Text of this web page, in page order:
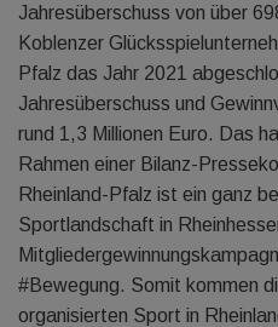
Jahresüberschuss von über
Koblenzer
Pfalz das Jahr 2021
Jahresüberschuss und
rund 1,3 Millionen Euro. Das
Rahmen einer Bilanz-
Rheinland-Pfalz ist ein ganz
Sportlandschaft in
#Bewegung. Somit kommen
organisierten Sport in